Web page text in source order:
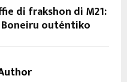
di frakshon di M21:
outéntiko